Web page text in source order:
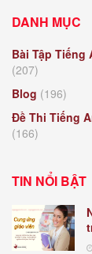
DANH MỤC
Bài Tập Tiếng
(207)
Blog (196)
Đề Thi Tiếng
(166)
TIN NỔI BẬT